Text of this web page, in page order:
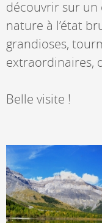
découvrir sur un
nature à l’état
grandioses,
extraordinaires,
Belle visite !